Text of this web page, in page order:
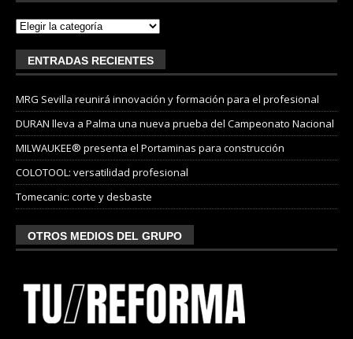
ENTRADAS RECIENTES
MRG Sevilla reunirá innovación y formación para el profesional
DURAN lleva a Palma una nueva prueba del Campeonato Nacional
MILWAUKEE® presenta el Portaminas para construcción
COLOTOOL: versatilidad profesional
Tomecanic: corte y desbaste
OTROS MEDIOS DEL GRUPO